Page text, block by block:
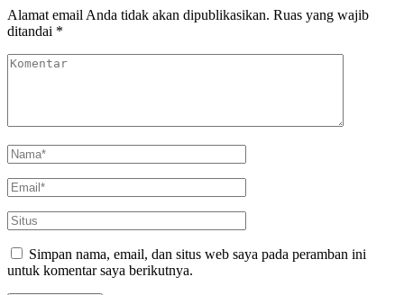
Alamat email Anda tidak akan dipublikasikan. Ruas yang wajib
ditandai *
Simpan nama, email, dan situs web saya pada peramban ini
untuk komentar saya berikutnya.